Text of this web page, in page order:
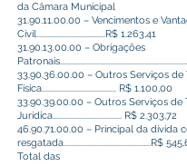
da Câmara Municipal
31.90.11.00.00 – Vencimentos e
Civil......................................R$ 1.263,41
31.90.13.00.00 – Obrigações
33.90.36.00.00 – Outros Serviços de
Física......................................... R$ 1.100,00
33.90.39.00.00 – Outros Serviços de
Jurídica...................................... R$ 2.303,72
46.90.71.00.00 – Principal da dívida
resgatada................................................R$
Total das